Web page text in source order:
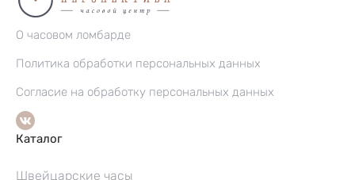
О часовом ломбарде
Политика обработки персональных данных
Согласие на обработку персональных данных
Каталог
Швейцарские часы